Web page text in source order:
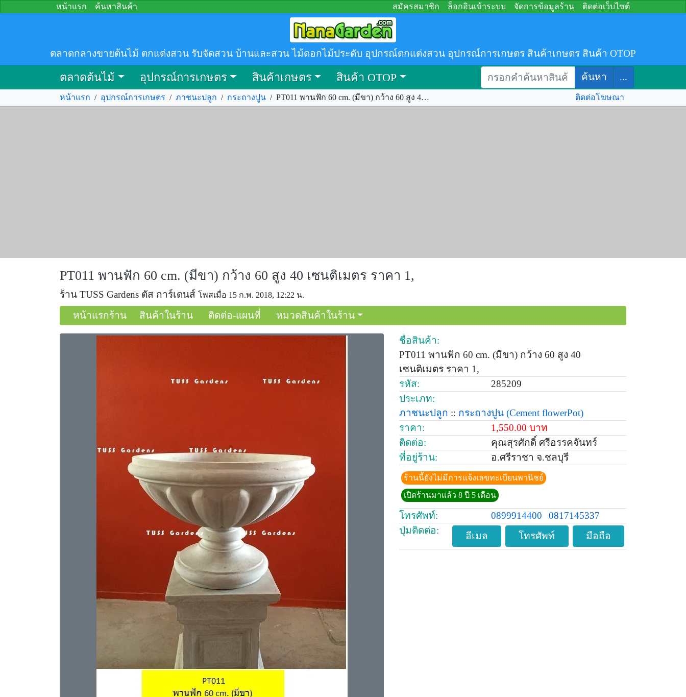
หน้าแรก ค้นหาสินค้า สมัครสมาชิก ล็อกอินเข้าระบบ จัดการข้อมูลร้าน ติดต่อเว็บไซต์
ตลาดกลางขายต้นไม้ ตกแต่งสวน รับจัดสวน บ้านและสวน ไม้ดอกไม้ประดับ อุปกรณ์ตกแต่งสวน อุปกรณ์การเกษตร สินค้าเกษตร สินค้า OTOP
ตลาดต้นไม้ อุปกรณ์การเกษตร สินค้าเกษตร สินค้า OTOP ค้นหา ...
หน้าแรก / อุปกรณ์การเกษตร / ภาชนะปลูก / กระถางปูน / PT011 พานฟัก 60 cm. (มีขา) กว้าง 60 สูง 40 เซนติเมตร ราคา 1, รหัส.285209 ติดต่อโฆษณา
PT011 พานฟัก 60 cm. (มีขา) กว้าง 60 สูง 40 เซนติเมตร ราคา 1,
ร้าน TUSS Gardens ตัส การ์เดนส์ โพสเมื่อ 15 ก.พ. 2018, 12:22 น.
หน้าแรกร้าน สินค้าในร้าน ติดต่อ-แผนที่ หมวดสินค้าในร้าน
ชื่อสินค้า:
PT011 พานฟัก 60 cm. (มีขา) กว้าง 60 สูง 40
เซนติเมตร ราคา 1,
รหัส:
285209
ประเภท:
ภาชนะปลูก :: กระถางปูน (Cement flowerPot)
ราคา:
1,550.00 บาท
ติดต่อ:
คุณสุรศักดิ์ ศรีอรรคจันทร์
ที่อยู่ร้าน:
อ.ศรีราชา จ.ชลบุรี
ร้านนี้ยังไม่มีการแจ้งเลขทะเบียนพานิชย์
เปิดร้านมาแล้ว 8 ปี 5 เดือน
โทรศัพท์: 0899914400
0817145337
ปุ่มติดต่อ:
อีเมล โทรศัพท์ มือถือ